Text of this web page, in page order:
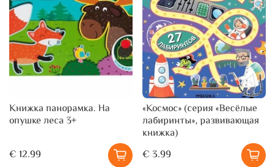
Книжка панорамка. На
опушке леса 3+
€ 12.99
«Космос» (серия «Весёлые
лабиринты», развивающая
книжка)
€ 3.99